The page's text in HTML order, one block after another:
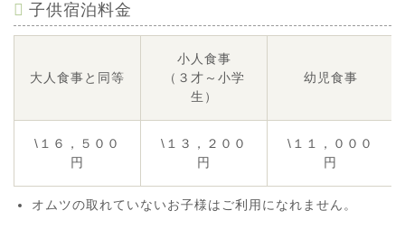
子供宿泊料金
大人食事と同等
小人食事
（３才～小学
生）
幼児食事
\１６，５００
円
\１３，２００
円
\１１，０００
円
オムツの取れていないお子様はご利用になれません。